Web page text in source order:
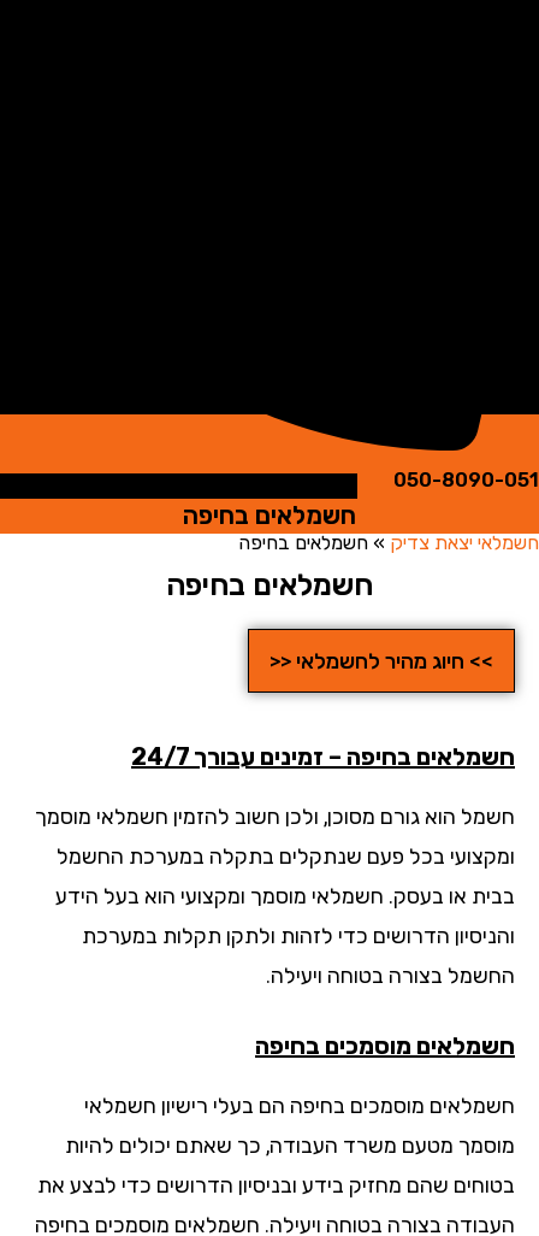
050-
חשמלאים בחיפה
יצאת צדיק »חשמלאים בחיפה
חשמלאים בחיפה
>> חיוג מהיר לחשמלאי <<
בחיפה – זמינים עבורך 24/7
הוא גורם מסוכן, ולכן חשוב להזמין חשמלאי מוסמך
בכל פעם שנתקלים בתקלה במערכת החשמל
או בעסק. חשמלאי מוסמך ומקצועי הוא בעל הידע
הדרושים כדי לזהות ולתקן תקלות במערכת
בצורה בטוחה ויעילה.
מוסמכים בחיפה
מוסמכים בחיפה הם בעלי רישיון חשמלאי
מטעם משרד העבודה, כך שאתם יכולים להיות
שהם מחזיק בידע ובניסיון הדרושים כדי לבצע את
בצורה בטוחה ויעילה. חשמלאים מוסמכים בחיפה